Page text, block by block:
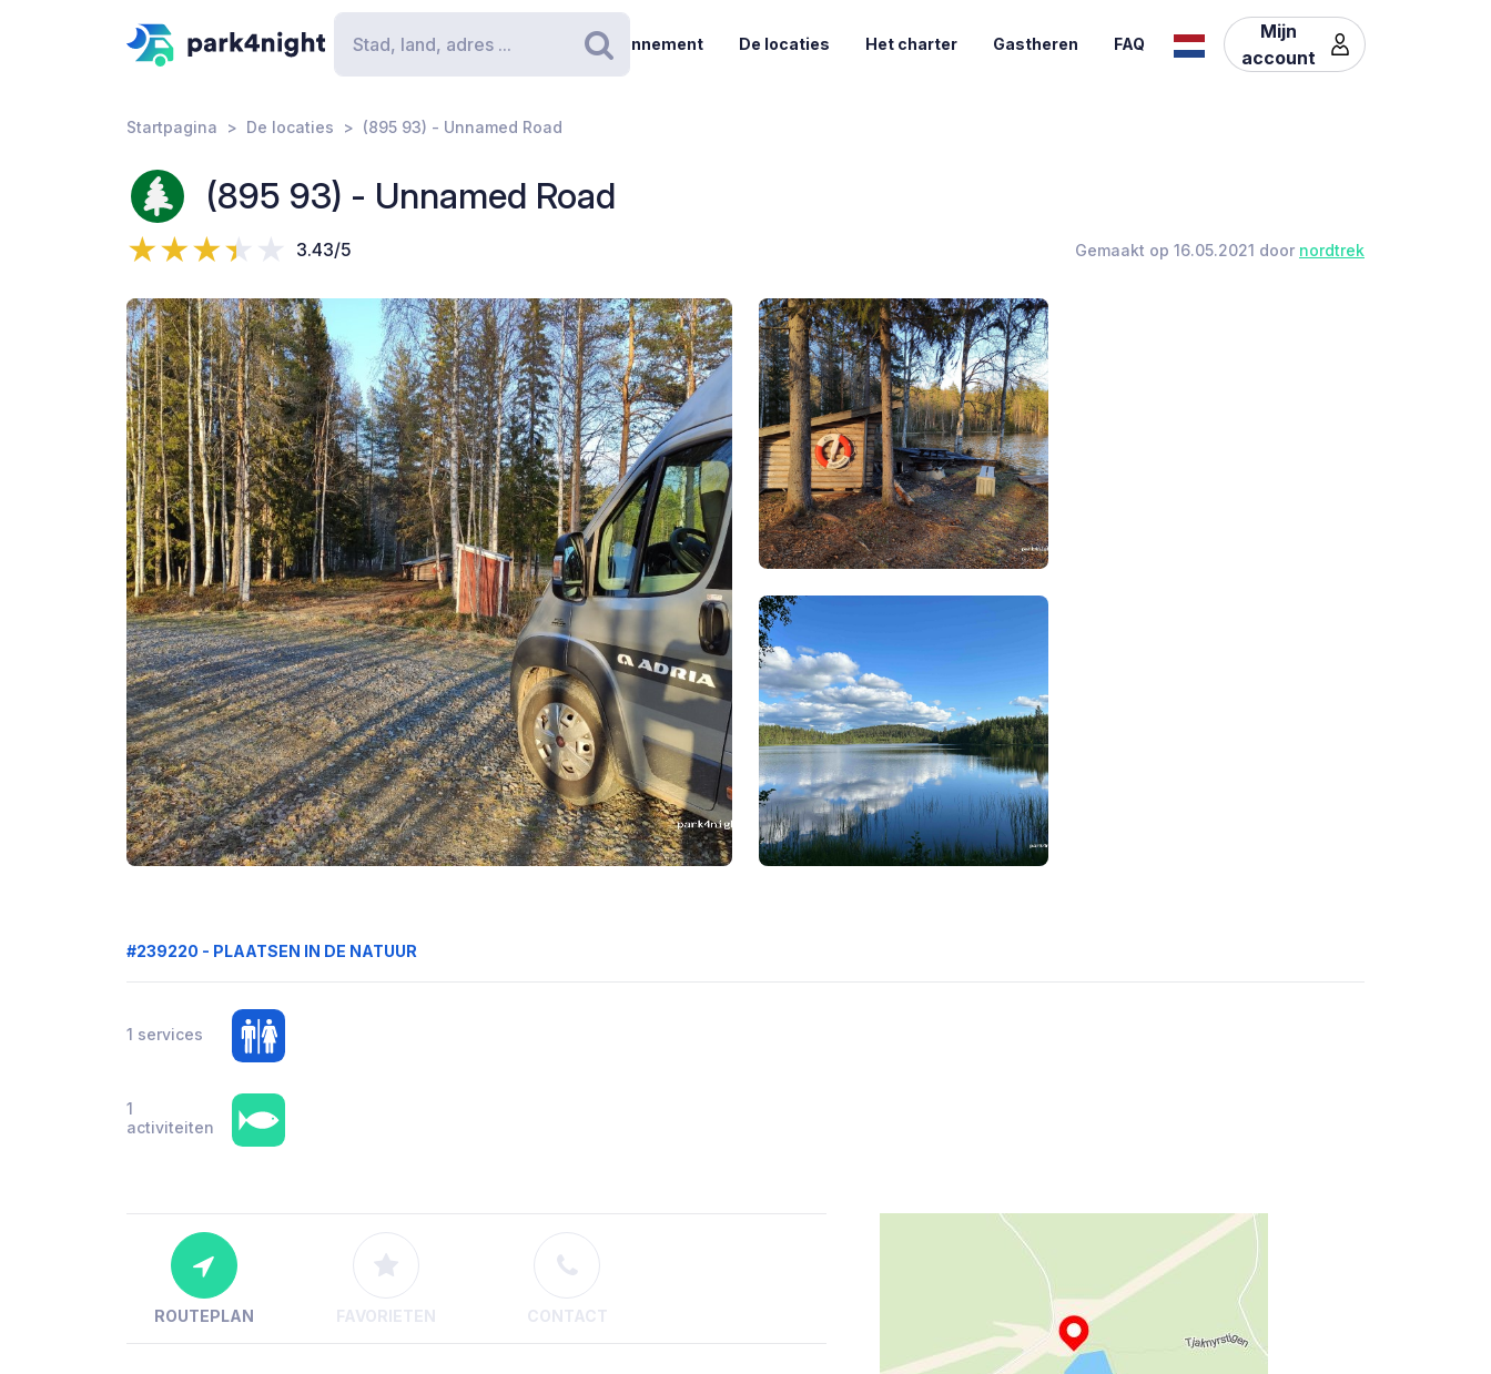
Zoeken
Abonnement De locaties Het charter Gastheren FAQ
Mijn
account
Startpagina De locaties (895 93) - Unnamed Road
(895 93) - Unnamed Road
3.43/5 Gemaakt op 16.05.2021 door nordtrek
#239220 - PLAATSEN IN DE NATUUR
1 services
1
activiteiten
ROUTEPLAN FAVORIETEN CONTACT